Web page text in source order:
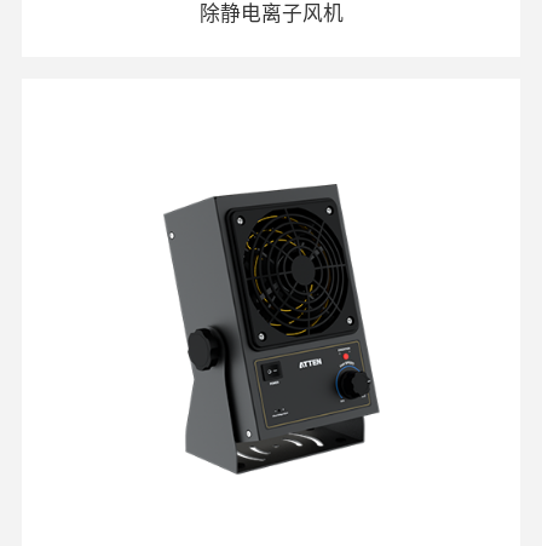
除静电离子风机